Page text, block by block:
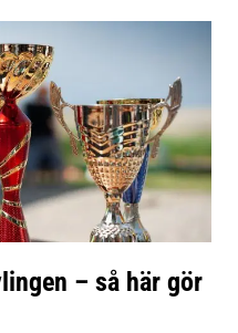
– så här gör